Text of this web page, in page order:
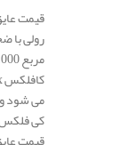
می شود
کی فلکس 60 متر مربع